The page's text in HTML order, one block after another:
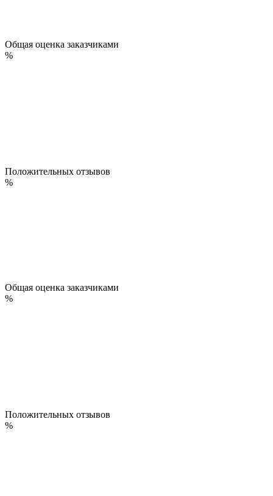
Общая оценка заказчиками
%
Положительных отзывов
%
Общая оценка заказчиками
%
Положительных отзывов
%